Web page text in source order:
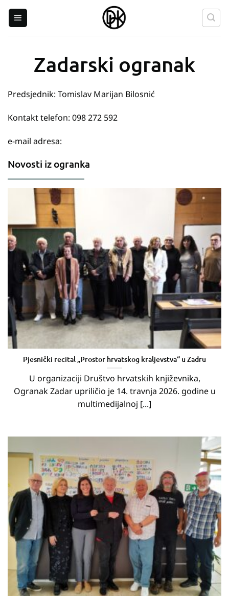
Zadarski ogranak
Predsjednik: Tomislav Marijan Bilosnić
Kontakt telefon: 098 272 592
e-mail adresa:
Novosti iz ogranka
Pjesnički recital „Prostor hrvatskog kraljevstva“ u Zadru
U organizaciji Društvo hrvatskih književnika,
Ogranak Zadar upriličio je 14. travnja 2026. godine u
multimedijalnoj [...]